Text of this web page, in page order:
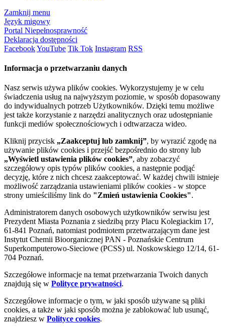
Zamknij menu
Język migowy
Portal Niepełnosprawność
Deklaracja dostępności
FacebookYouTube Tik Tok Instagram RSS
Informacja o przetwarzaniu danych
Nasz serwis używa plików cookies. Wykorzystujemy je w celu
świadczenia usług na najwyższym poziomie, w sposób dopasowany
do indywidualnych potrzeb Użytkowników. Dzięki temu możliwe
jest także korzystanie z narzędzi analitycznych oraz udostępnianie
funkcji mediów społecznościowych i odtwarzacza wideo.
Kliknij przycisk „Zaakceptuj lub zamknij”, by wyrazić zgodę na
używanie plików cookies i przejść bezpośrednio do strony lub
„Wyświetl ustawienia plików cookies”, aby zobaczyć
szczegółowy opis typów plików cookies, a następnie podjąć
decyzję, które z nich chcesz zaakceptować. W każdej chwili istnieje
możliwość zarządzania ustawieniami plików cookies - w stopce
strony umieściliśmy link do "Zmień ustawienia Cookies".
Administratorem danych osobowych użytkowników serwisu jest
Prezydent Miasta Poznania z siedzibą przy Placu Kolegiackim 17,
61-841 Poznań, natomiast podmiotem przetwarzającym dane jest
Instytut Chemii Bioorganicznej PAN - Poznańskie Centrum
Superkomputerowo-Sieciowe (PCSS) ul. Noskowskiego 12/14, 61-
704 Poznań.
Szczegółowe informacje na temat przetwarzania Twoich danych
znajdują się w Polityce prywatności.
Szczegółowe informacje o tym, w jaki sposób używane są pliki
cookies, a także w jaki sposób można je zablokować lub usunąć,
znajdziesz w Polityce cookies.